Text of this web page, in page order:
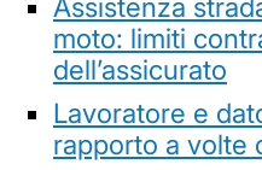
Assistenza
moto: limiti
dell’assicurato
Lavoratore e
rapporto a volte